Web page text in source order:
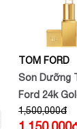
TOM FORD
Son Dưỡng
Ford 24k
Soleil Lip
1,500,000đ